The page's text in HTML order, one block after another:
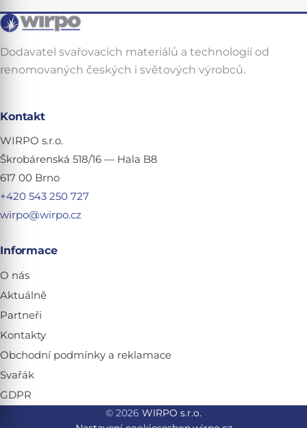
Dodavatel svařovacích materiálů a technologií od
renomovaných českých i světových výrobců.
Kontakt
WIRPO s.r.o.
Škrobárenská 518/16 — Hala B8
617 00 Brno
+420 543 250 727
wirpo@wirpo.cz
Informace
O nás
Aktuálně
Partneři
Kontakty
Obchodní podmínky a reklamace
Svařák
GDPR
© 2026 WIRPO s.r.o.